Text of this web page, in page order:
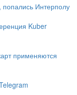
Интерполу
Kuber
применяются